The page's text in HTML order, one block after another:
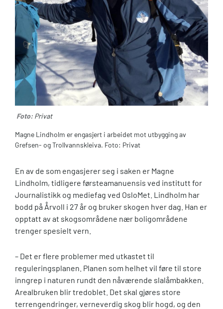
Foto: Privat
Magne Lindholm er engasjert i arbeidet mot utbygging av
Grefsen- og Trollvannskleiva. Foto: Privat
En av de som engasjerer seg i saken er Magne
Lindholm, tidligere førsteamanuensis ved institutt for
Journalistikk og mediefag ved OsloMet. Lindholm har
bodd på Årvoll i 27 år og bruker skogen hver dag. Han er
opptatt av at skogsområdene nær boligområdene
trenger spesielt vern.
– Det er flere problemer med utkastet til
reguleringsplanen. Planen som helhet vil føre til store
inngrep i naturen rundt den nåværende slalåmbakken.
Arealbruken blir tredoblet. Det skal gjøres store
terrengendringer, verneverdig skog blir hogd, og den